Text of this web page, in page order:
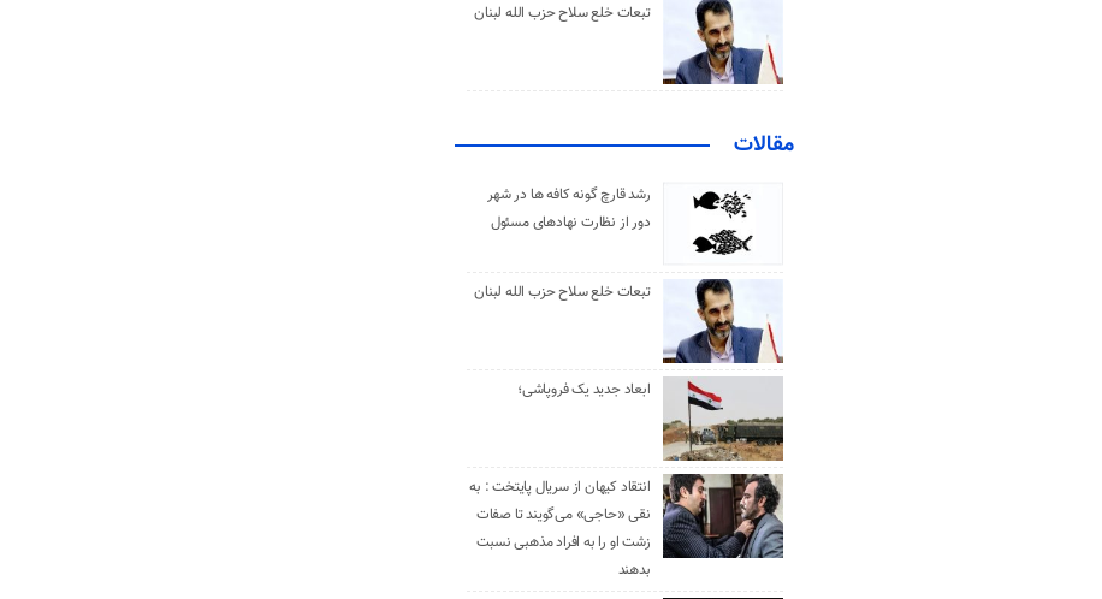
تبعات خلع سلاح حزب الله لبنان
مقالات
رشد قارچ گونه کافه ها در شهر
دور از نظارت نهادهای مسئول
تبعات خلع سلاح حزب الله لبنان
ابعاد جدید یک فروپاشی؛
انتقاد کیهان از سریال پایتخت : به
نقی «حاجی» می‌گویند تا صفات
زشت او را به افراد مذهبی نسبت
بدهند